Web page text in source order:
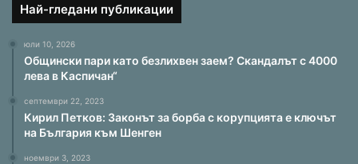
Най-гледани публикации
юли 10, 2026
Общински пари като безлихвен заем? Скандалът с 4000
лева в Каспичан“
септември 22, 2023
Кирил Петков: Законът за борба с корупцията е ключът
на България към Шенген
ноември 3, 2023